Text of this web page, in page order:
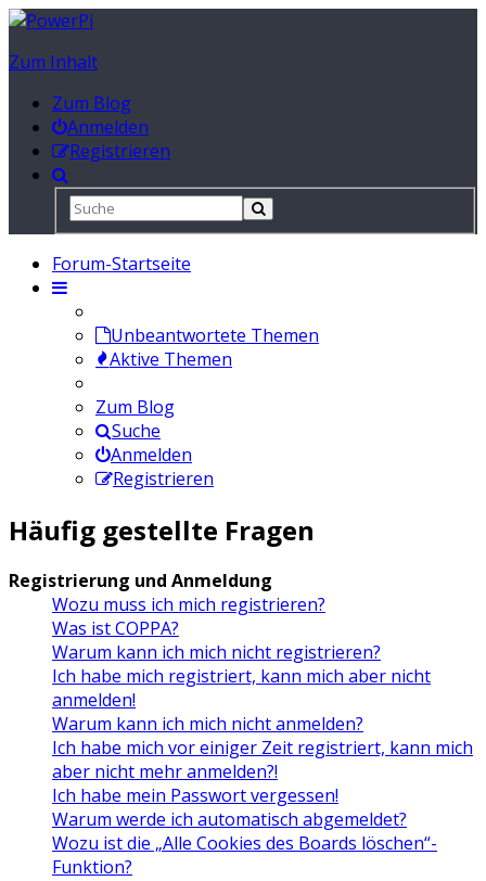
Zum Inhalt
Zum Blog
Anmelden
Registrieren
Forum-Startseite
Unbeantwortete Themen
Aktive Themen
Zum Blog
Suche
Anmelden
Registrieren
Häufig gestellte Fragen
Registrierung und Anmeldung
Wozu muss ich mich registrieren?
Was ist COPPA?
Warum kann ich mich nicht registrieren?
Ich habe mich registriert, kann mich aber nicht
anmelden!
Warum kann ich mich nicht anmelden?
Ich habe mich vor einiger Zeit registriert, kann mich
aber nicht mehr anmelden?!
Ich habe mein Passwort vergessen!
Warum werde ich automatisch abgemeldet?
Wozu ist die „Alle Cookies des Boards löschen“-
Funktion?